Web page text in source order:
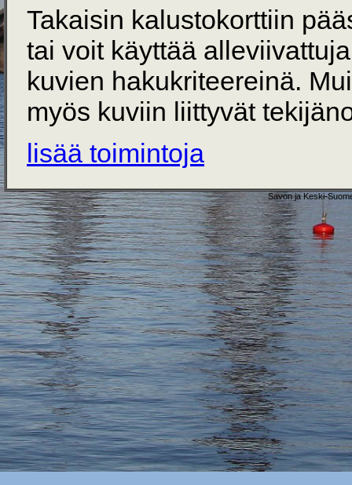
Takaisin kalustokorttiin
tai voit käyttää
kuvien hakukriteereinä.
myös kuviin liittyvät
lisää toimintoja
Savon ja Keski-